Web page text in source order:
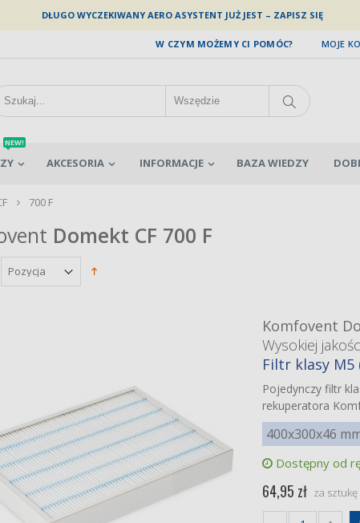
DŁUGO WYCZEKIWANY AERO ASYSTENT JUŻ JEST – ZAPISZ SIĘ
MOJE
W CZYM MOŻEMY CI POMÓC?
NEW!
AKCESORIA INFORMACJE BAZA WIEDZY
700 F
Domekt CF 700 F
Komfovent
Wysokiej
Filtr klasy M5
Pojedynczy filtr
rekuperatora
400x300x46
Dostępny od
64,95 zł za sztukę